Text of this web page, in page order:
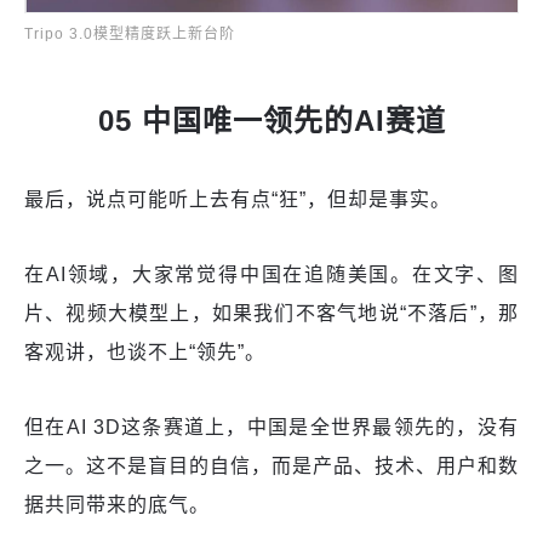
Tripo 3.0模型精度跃上新台阶
05 中国唯一领先的AI赛道
最后，说点可能听上去有点“狂”，但却是事实。
在AI领域，大家常觉得中国在追随美国。在文字、图
片、视频大模型上，如果我们不客气地说“不落后”，那
客观讲，也谈不上“领先”。
但在AI 3D这条赛道上，中国是全世界最领先的，没有
之一。这不是盲目的自信，而是产品、技术、用户和数
据共同带来的底气。